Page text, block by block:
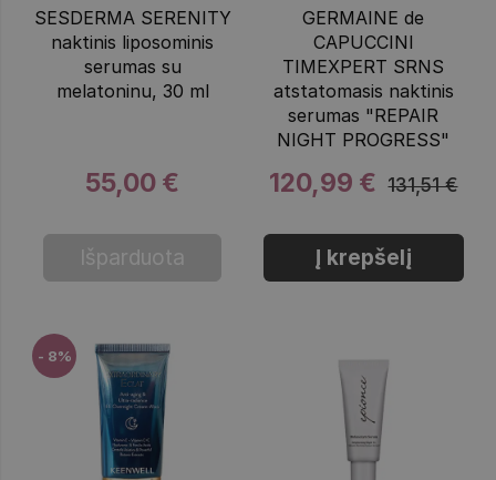
SESDERMA SERENITY
naktinis liposominis
serumas su
melatoninu, 30 ml
55,00 €
Išparduota
GERMAINE de
CAPUCCINI
TIMEXPERT SRNS
atstatomasis naktinis
serumas "REPAIR
NIGHT PROGRESS"
120,99 € 131,51 €
Į krepšelį
- 8%